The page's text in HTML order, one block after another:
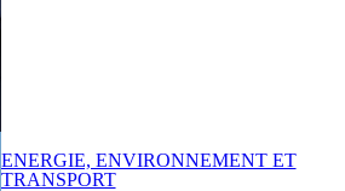
ENERGIE, ENVIRONNEMENT ET
TRANSPORT